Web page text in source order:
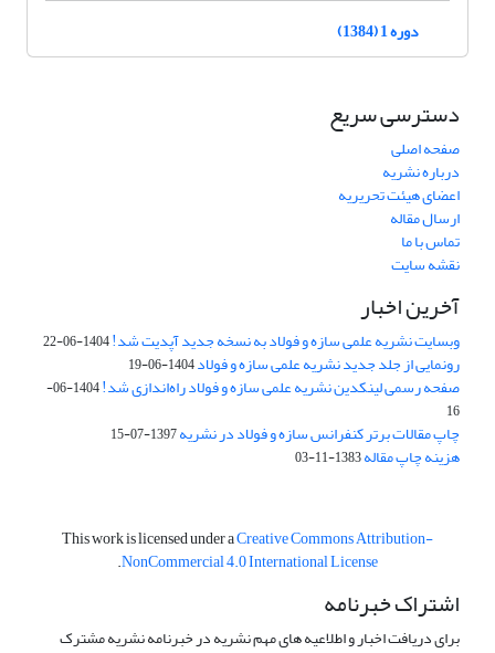
دوره 1 (1384)
دسترسی سریع
صفحه اصلی
درباره نشریه
اعضای هیئت تحریریه
ارسال مقاله
تماس با ما
نقشه سایت
آخرین اخبار
وبسایت نشریه علمی سازه و فولاد به نسخه جدید آپدیت شد!1404-06-22
رونمایی از جلد جدید نشریه علمی سازه و فولاد1404-06-19
صفحه رسمی لینکدین نشریه علمی سازه و فولاد راه‌اندازی شد!
1404-06-
16
چاپ مقالات برتر کنفرانس سازه و فولاد در نشریه1397-07-15
هزینه چاپ مقاله1383-11-03
This work is licensed under aCreative Commons Attribution-
NonCommercial 4.0 International License
.
اشتراک خبرنامه
برای دریافت اخبار و اطلاعیه های مهم نشریه در خبرنامه نشریه مشترک